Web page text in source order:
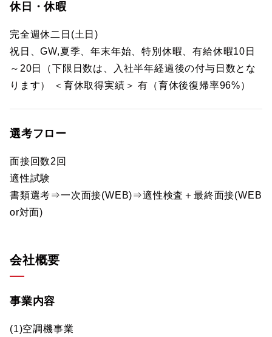
休日・休暇
完全週休二日(土日)
祝日、GW,夏季、年末年始、特別休暇、有給休暇10日
～20日（下限日数は、入社半年経過後の付与日数とな
ります） ＜育休取得実績＞ 有（育休後復帰率96%）
選考フロー
面接回数2回
適性試験
書類選考⇒一次面接(WEB)⇒適性検査＋最終面接(WEB
or対面)
会社概要
事業内容
(1)空調機事業